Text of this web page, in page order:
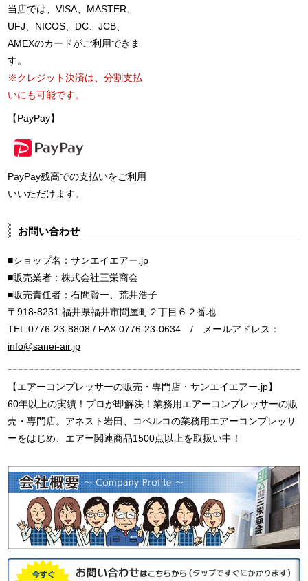
当店では、VISA、MASTER、
UFJ、NICOS、DC、JCB、
AMEXのカードがご利用できま
す。
※クレジット決済は、分割支払
いにも可能です。
【PayPay】
PayPay残高での支払いをご利用
いいただけます。
お問い合わせ
■ショップ名：サンエイエアー.jp
■販売業者：株式会社三栄商会
■販売責任者：石間賢一、荒井浩子
〒918-8231 福井県福井市問屋町２丁目６２番地
TEL:0776-23-8808 / FAX:0776-23-0634 / メールアドレス：
info@sanei-air.jp
【エアーコンプレッサーの販売・専門店・サンエイエアー.jp】
60年以上の実績！プロが即解決！業務用エアーコンプレッサーの販
売・専門店。アネスト岩田、コベルコの業務用エアーコンプレッサ
ーをはじめ、エアー関連商品1500点以上を取扱い中！